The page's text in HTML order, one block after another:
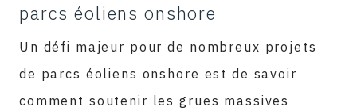
parcs éoliens onshore
Un défi majeur pour de nombreux projets
de parcs éoliens onshore est de savoir
comment soutenir les grues massives